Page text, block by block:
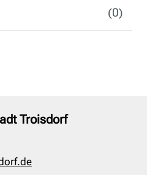
(0)
Troisdorf